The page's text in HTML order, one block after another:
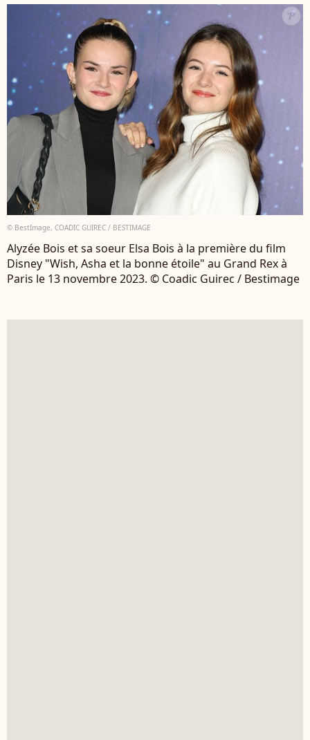
© BestImage, COADIC GUIREC / BESTIMAGE
Alyzée Bois et sa soeur Elsa Bois à la première du film
Disney "Wish, Asha et la bonne étoile" au Grand Rex à
Paris le 13 novembre 2023. © Coadic Guirec / Bestimage